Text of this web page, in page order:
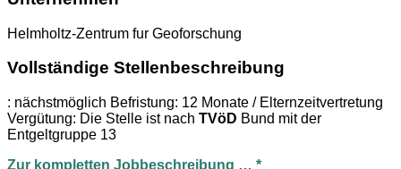
Helmholtz-Zentrum fur Geoforschung
Vollständige Stellenbeschreibung
: nächstmöglich Befristung: 12 Monate / Elternzeitvertretung
Vergütung: Die Stelle ist nach TVöD Bund mit der
Entgeltgruppe 13
Zur kompletten Jobbeschreibung … *